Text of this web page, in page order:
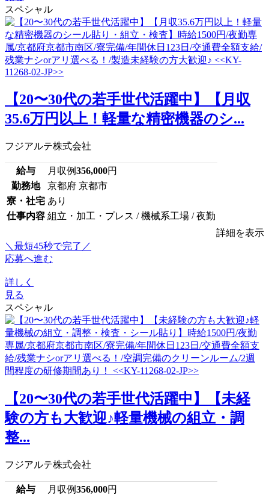
スペシャル
【20〜30代の若手世代活躍中】【月収
35.6万円以上！軽量な精密機器のシ...
フジアルテ株式会社
給与 月収例356,000円
勤務地
京都府 京都市
寮・社宅 あり
仕事内容 組立・加工・プレス / 機械系工場 / 夜勤
詳細を表示
＼最短45秒で完了／
応募へ進む
詳しく
見る
スペシャル
【20〜30代の若手世代活躍中】【未経
験の方も大歓迎♪軽量機械の組立・調
整...
フジアルテ株式会社
給与 月収例356,000円